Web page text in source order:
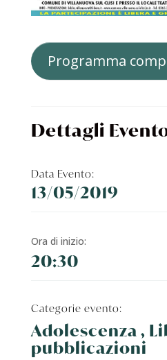
Programma
Dettagli
Data Evento:
13/05/2019
Ora di inizio:
20:30
Categorie evento:
Adolescenza ,
pubblicazioni